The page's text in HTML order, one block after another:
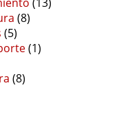
(8)
(5)
(1)
(8)